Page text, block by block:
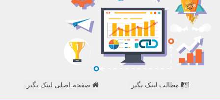
مطالب لینک بگیر صفحه اصلی لینک بگیر